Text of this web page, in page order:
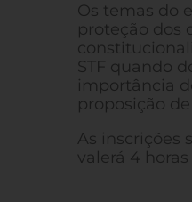
Os temas do
proteção dos
STF quando
importância
proposição
As inscrições
valerá 4